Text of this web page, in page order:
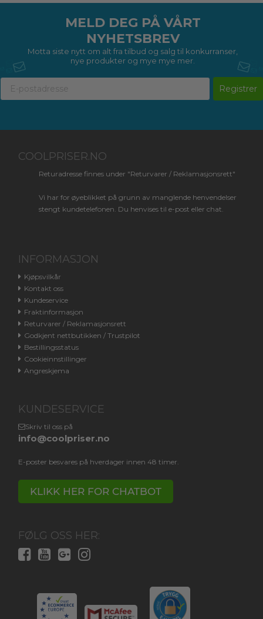
MELD DEG PÅ VÅRT
NYHETSBREV
Motta siste nytt om alt fra tilbud og salg til konkurranser,
nye produkter og mye mye mer.
Registrer
COOLPRISER.NO
Returadresse finnes under "Returvarer / Reklamasjonsrett"
Vi har for øyeblikket på grunn av manglende henvendelser
stengt kundetelefonen. Du henvises til e-post eller chat.
INFORMASJON
Kjøpsvilkår
Kontakt oss
Kundeservice
Fraktinformasjon
Returvarer / Reklamasjonsrett
Godkjent nettbutikken / Trustpilot
Bestillingsstatus
Cookieinnstillinger
Angreskjema
KUNDESERVICE
Skriv til oss på
info@coolpriser.no
E-poster besvares på hverdager innen 48 timer.
KLIKK HER FOR CHATBOT
FØLG OSS HER: